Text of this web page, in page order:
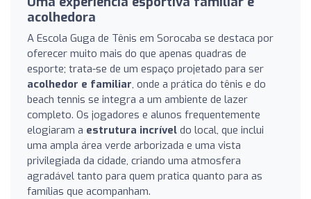
acolhedora
A Escola Guga de Tênis em Sorocaba se destaca por
oferecer muito mais do que apenas quadras de
esporte; trata-se de um espaço projetado para ser
acolhedor e familiar, onde a prática do tênis e do
beach tennis se integra a um ambiente de lazer
completo. Os jogadores e alunos frequentemente
elogiaram a estrutura incrível do local, que inclui
uma ampla área verde arborizada e uma vista
privilegiada da cidade, criando uma atmosfera
agradável tanto para quem pratica quanto para as
famílias que acompanham.